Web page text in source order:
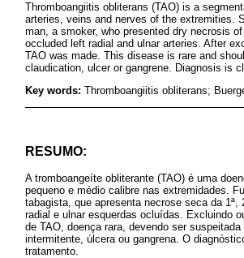
Thromboangiitis obliterans (TAO) is a
arteries, veins and nerves of the extremities.
man, a smoker, who presented dry necrosis
occluded left radial and ulnar arteries. After
TAO was made. This disease is rare and
claudication, ulcer or gangrene. Diagnosis is
Key words: Thromboangiitis obliterans;
RESUMO:
A tromboangeíte obliterante (TAO) é uma
pequeno e médio calibre nas extremidades.
tabagista, que apresenta necrose seca da 1ª,
radial e ulnar esquerdas ocluídas. Excluindo
de TAO, doença rara, devendo ser
intermitente, úlcera ou gangrena. O
tratamento.